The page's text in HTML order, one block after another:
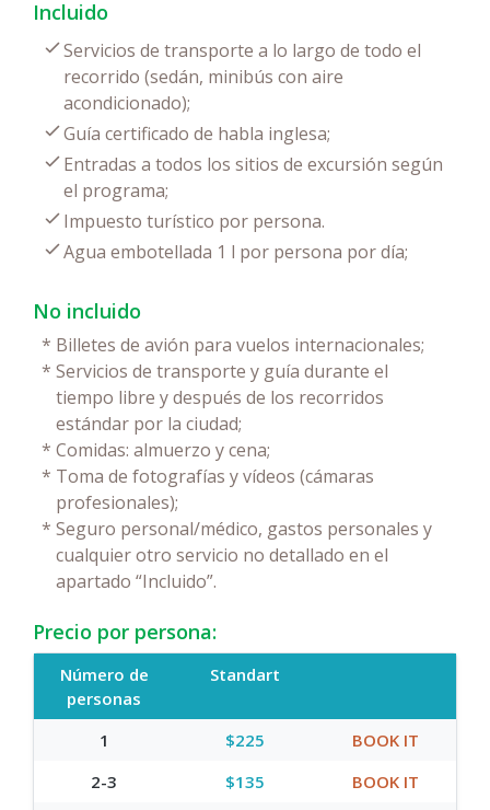
Incluido
Servicios de transporte a lo largo de todo el
recorrido (sedán, minibús con aire
acondicionado);
Guía certificado de habla inglesa;
Entradas a todos los sitios de excursión según
el programa;
Impuesto turístico por persona.
Agua embotellada 1 l por persona por día;
No incluido
* Billetes de avión para vuelos internacionales;
* Servicios de transporte y guía durante el
tiempo libre y después de los recorridos
estándar por la ciudad;
* Comidas: almuerzo y cena;
* Toma de fotografías y vídeos (cámaras
profesionales);
* Seguro personal/médico, gastos personales y
cualquier otro servicio no detallado en el
apartado “Incluido”.
Precio por persona:
Número de
personas
Standart
1 $225
BOOK IT
2-3
$135
BOOK IT